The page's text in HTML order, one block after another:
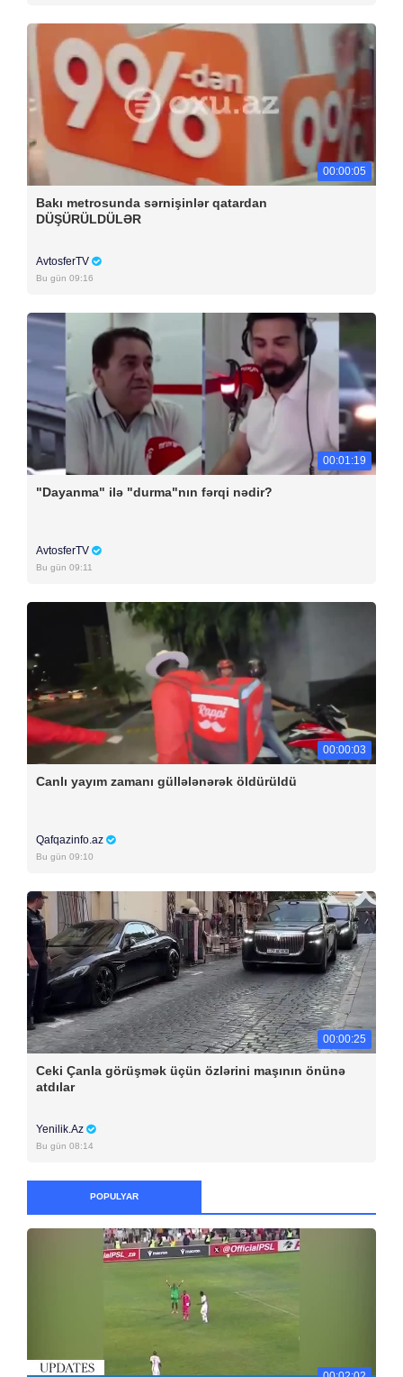
00:00:05
Bakı metrosunda sərnişinlər qatardan
DÜŞÜRÜLDÜLƏR
AvtosferTV
Bu gün 09:16
00:01:19
"Dayanma" ilə "durma"nın fərqi nədir?
AvtosferTV
Bu gün 09:11
00:00:03
Canlı yayım zamanı güllələnərək öldürüldü
Qafqazinfo.az
Bu gün 09:10
00:00:25
Ceki Çanla görüşmək üçün özlərini maşının önünə
atdılar
Yenilik.Az
Bu gün 08:14
POPULYAR